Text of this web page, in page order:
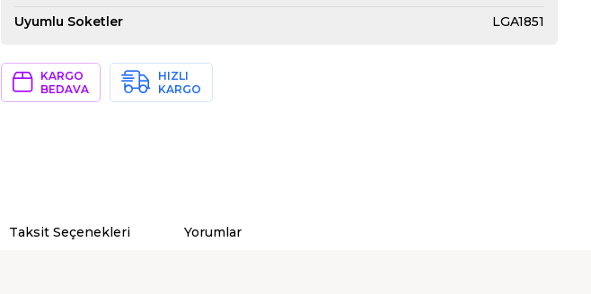
Uyumlu Soketler
LGA1851
KARGO
BEDAVA
HIZLI
KARGO
Taksit Seçenekleri Yorumlar